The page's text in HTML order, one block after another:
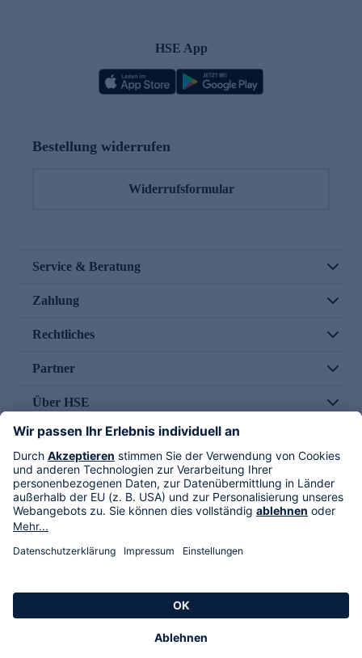
HSE App
Bestellung widerrufen
Widerrufsformular
Service & Beratung
Zahlung
Rechtliches
Partner
Über HSE
Im TV
HSE International